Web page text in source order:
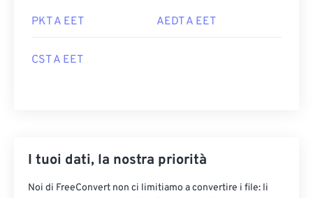
PKT A EET AEDT A EET
CST A EET
I tuoi dati, la nostra priorità
Noi di FreeConvert non ci limitiamo a convertire i file: li